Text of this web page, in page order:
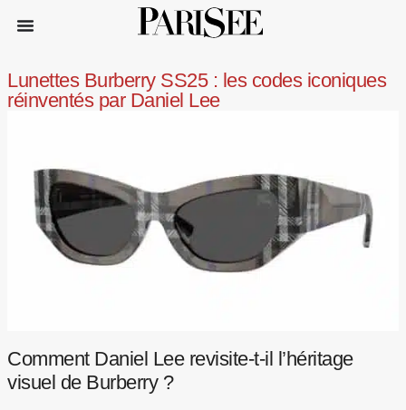
Lunettes Burberry SS25 : les codes iconiques
réinventés par Daniel Lee
Comment Daniel Lee revisite-t-il l’héritage
visuel de Burberry ?